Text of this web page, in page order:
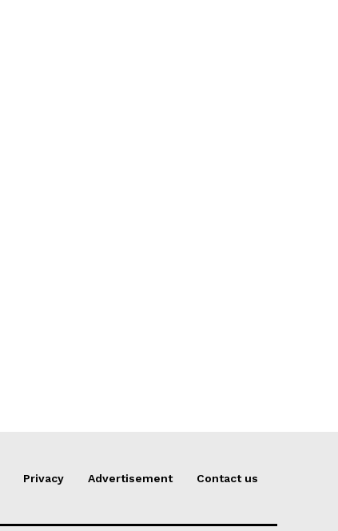
Privacy Advertisement Contact us